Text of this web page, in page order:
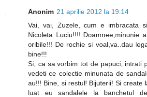
Anonim 21 aprilie 2012 la 19:14
Vai, vai, Zuzele, cum e imbracata
Nicoleta Luciu!!!! Doamnee,minunie
oribile!!! De rochie si voal,va..dau
bine!!!
Si, ca sa vorbim tot de papuci, intrati
vedeti ce colectie minunata de
au!!! Bine, si restul! Bijuterii! Si create
luat eu sandalele la banchetul